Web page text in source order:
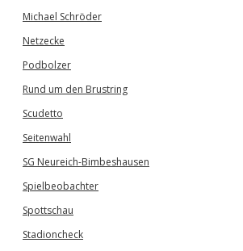
Michael Schröder
Netzecke
Podbolzer
Rund um den Brustring
Scudetto
Seitenwahl
SG Neureich-Bimbeshausen
Spielbeobachter
Spottschau
Stadioncheck